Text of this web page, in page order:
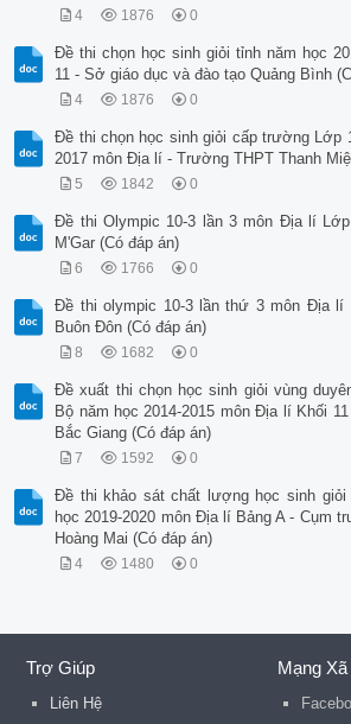
4 1876 0
Đề thi chọn học sinh giỏi tỉnh năm học
11 - Sở giáo dục và đào tạo Quảng Bình
4 1876 0
Đề thi chọn học sinh giỏi cấp trường Lớp
2017 môn Địa lí - Trường THPT Thanh
5 1842 0
Đề thi Olympic 10-3 lần 3 môn Địa lí
M'Gar (Có đáp án)
6 1766 0
Đề thi olympic 10-3 lần thứ 3 môn Địa lí
Buôn Đôn (Có đáp án)
8 1682 0
Đề xuất thi chọn học sinh giỏi vùng
Bộ năm học 2014-2015 môn Địa lí Khối
Bắc Giang (Có đáp án)
7 1592 0
Đề thi khảo sát chất lượng học sinh giỏi
học 2019-2020 môn Địa lí Bảng A - Cụm
Hoàng Mai (Có đáp án)
4 1480 0
Trợ Giúp
Liên Hệ
Mạng